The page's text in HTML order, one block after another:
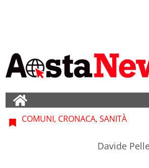
COMUNI, CRONACA, SANITÀ
Davide